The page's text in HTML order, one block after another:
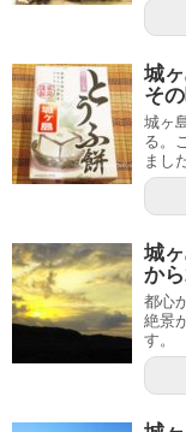
城
そ
城ヶ
る。
まし
城
か
都心
絶景
す。